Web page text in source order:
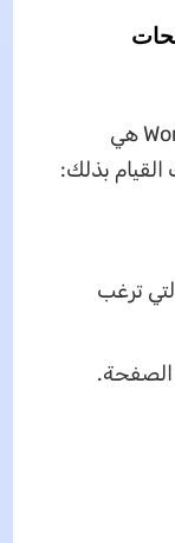
طريقة أخرى لفصل الصفحات في Word هي
بذلك:
ترغب